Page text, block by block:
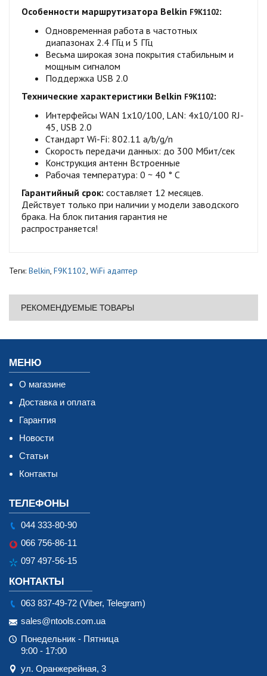
Особенности маршрутизатора Belkin F9K1102:
Одновременная работа в частотных
диапазонах 2.4 ГГц и 5 ГГц
Весьма широкая зона покрытия стабильным и
мощным сигналом
Поддержка USB 2.0
Технические характеристики Belkin F9K1102:
Интерфейсы WAN 1x10/100, LAN: 4x10/100 RJ-
45, USB 2.0
Стандарт Wi-Fi: 802.11 a/b/g/n
Скорость передачи данных: до 300 Мбит/сек
Конструкция антенн Встроенные
Рабочая температура: 0 ~ 40 ° C
Гарантийный срок: составляет 12 месяцев.
Действует только при наличии у модели заводского
брака. На блок питания гарантия не
распространяется!
Теги: Belkin, F9K1102, WiFi адаптер
РЕКОМЕНДУЕМЫЕ ТОВАРЫ
МЕНЮ
О магазине
Доставка и оплата
Гарантия
Новости
Статьи
Контакты
ТЕЛЕФОНЫ
044 333-80-90
066 756-86-11
097 497-56-15
КОНТАКТЫ
063 837-49-72 (Viber, Telegram)
sales@ntools.com.ua
Понедельник - Пятница
9:00 - 17:00
ул. Оранжерейная, 3